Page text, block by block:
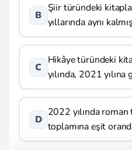
B
Şiir türündeki
yıllarında aynı
C
Hikâye türündeki
yılında, 2021
D
2022 yılında
toplamına eşit